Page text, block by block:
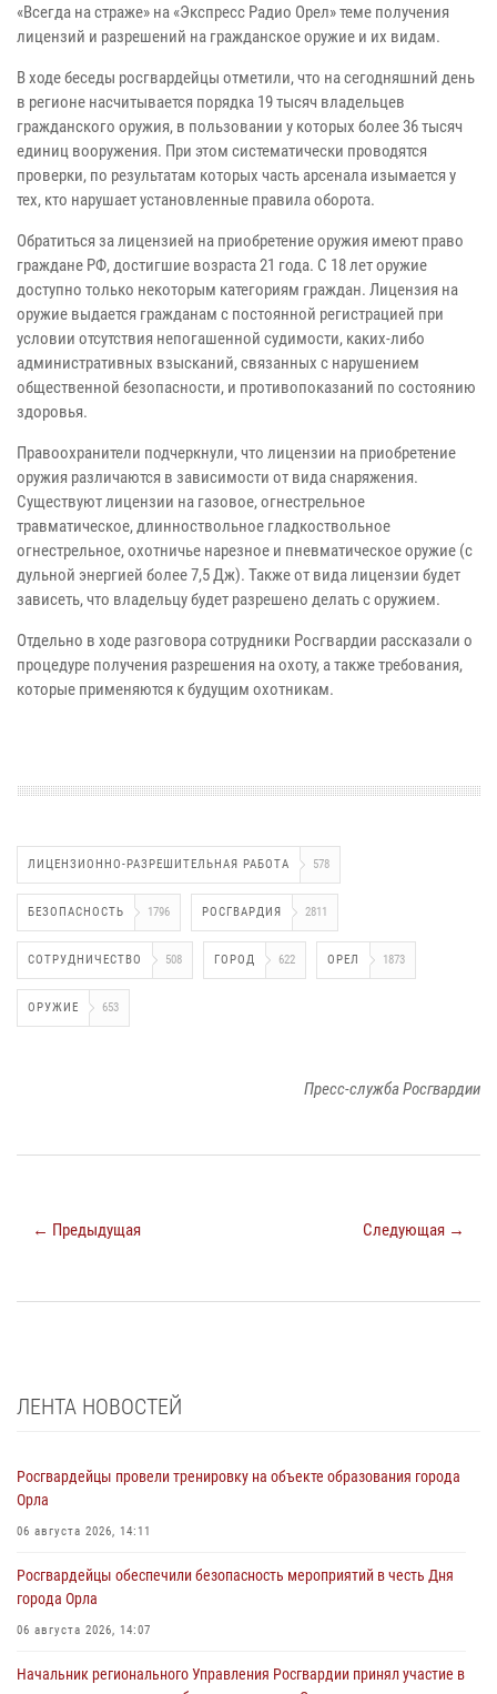
«Всегда на страже» на «Экспресс Радио Орел» теме получения
лицензий и разрешений на гражданское оружие и их видам.
В ходе беседы росгвардейцы отметили, что на сегодняшний день
в регионе насчитывается порядка 19 тысяч владельцев
гражданского оружия, в пользовании у которых более 36 тысяч
единиц вооружения. При этом систематически проводятся
проверки, по результатам которых часть арсенала изымается у
тех, кто нарушает установленные правила оборота.
Обратиться за лицензией на приобретение оружия имеют право
граждане РФ, достигшие возраста 21 года. С 18 лет оружие
доступно только некоторым категориям граждан. Лицензия на
оружие выдается гражданам с постоянной регистрацией при
условии отсутствия непогашенной судимости, каких-либо
административных взысканий, связанных с нарушением
общественной безопасности, и противопоказаний по состоянию
здоровья.
Правоохранители подчеркнули, что лицензии на приобретение
оружия различаются в зависимости от вида снаряжения.
Существуют лицензии на газовое, огнестрельное
травматическое, длинноствольное гладкоствольное
огнестрельное, охотничье нарезное и пневматическое оружие (с
дульной энергией более 7,5 Дж). Также от вида лицензии будет
зависеть, что владельцу будет разрешено делать с оружием.
Отдельно в ходе разговора сотрудники Росгвардии рассказали о
процедуре получения разрешения на охоту, а также требования,
которые применяются к будущим охотникам.
ЛИЦЕНЗИОННО-РАЗРЕШИТЕЛЬНАЯ РАБОТА 578
БЕЗОПАСНОСТЬ 1796 РОСГВАРДИЯ 2811
СОТРУДНИЧЕСТВО 508 ГОРОД 622 ОРЕЛ 1873
ОРУЖИЕ 653
Пресс-служба Росгвардии
← Предыдущая Следующая →
ЛЕНТА НОВОСТЕЙ
Росгвардейцы провели тренировку на объекте образования города
Орла
06 августа 2026, 14:11
Росгвардейцы обеспечили безопасность мероприятий в честь Дня
города Орла
06 августа 2026, 14:07
Начальник регионального Управления Росгвардии принял участие в